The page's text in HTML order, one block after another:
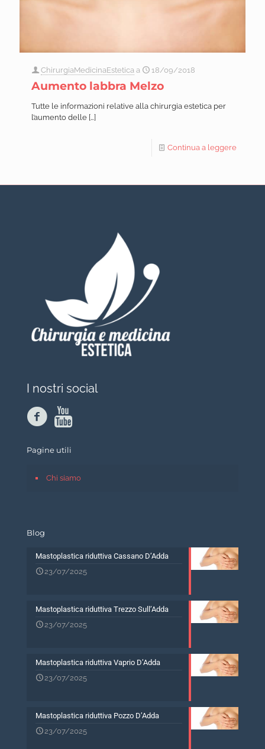
ChirurgiaMedicinaEstetica a 18/09/2018
Aumento labbra Melzo
Tutte le informazioni relative alla chirurgia estetica per
l’aumento delle […]
Continua a leggere
I nostri social
Pagine utili
Chi siamo
Blog
Mastoplastica riduttiva Cassano D’Adda
23/07/2025
Mastoplastica riduttiva Trezzo Sull’Adda
23/07/2025
Mastoplastica riduttiva Vaprio D’Adda
23/07/2025
Mastoplastica riduttiva Pozzo D’Adda
23/07/2025